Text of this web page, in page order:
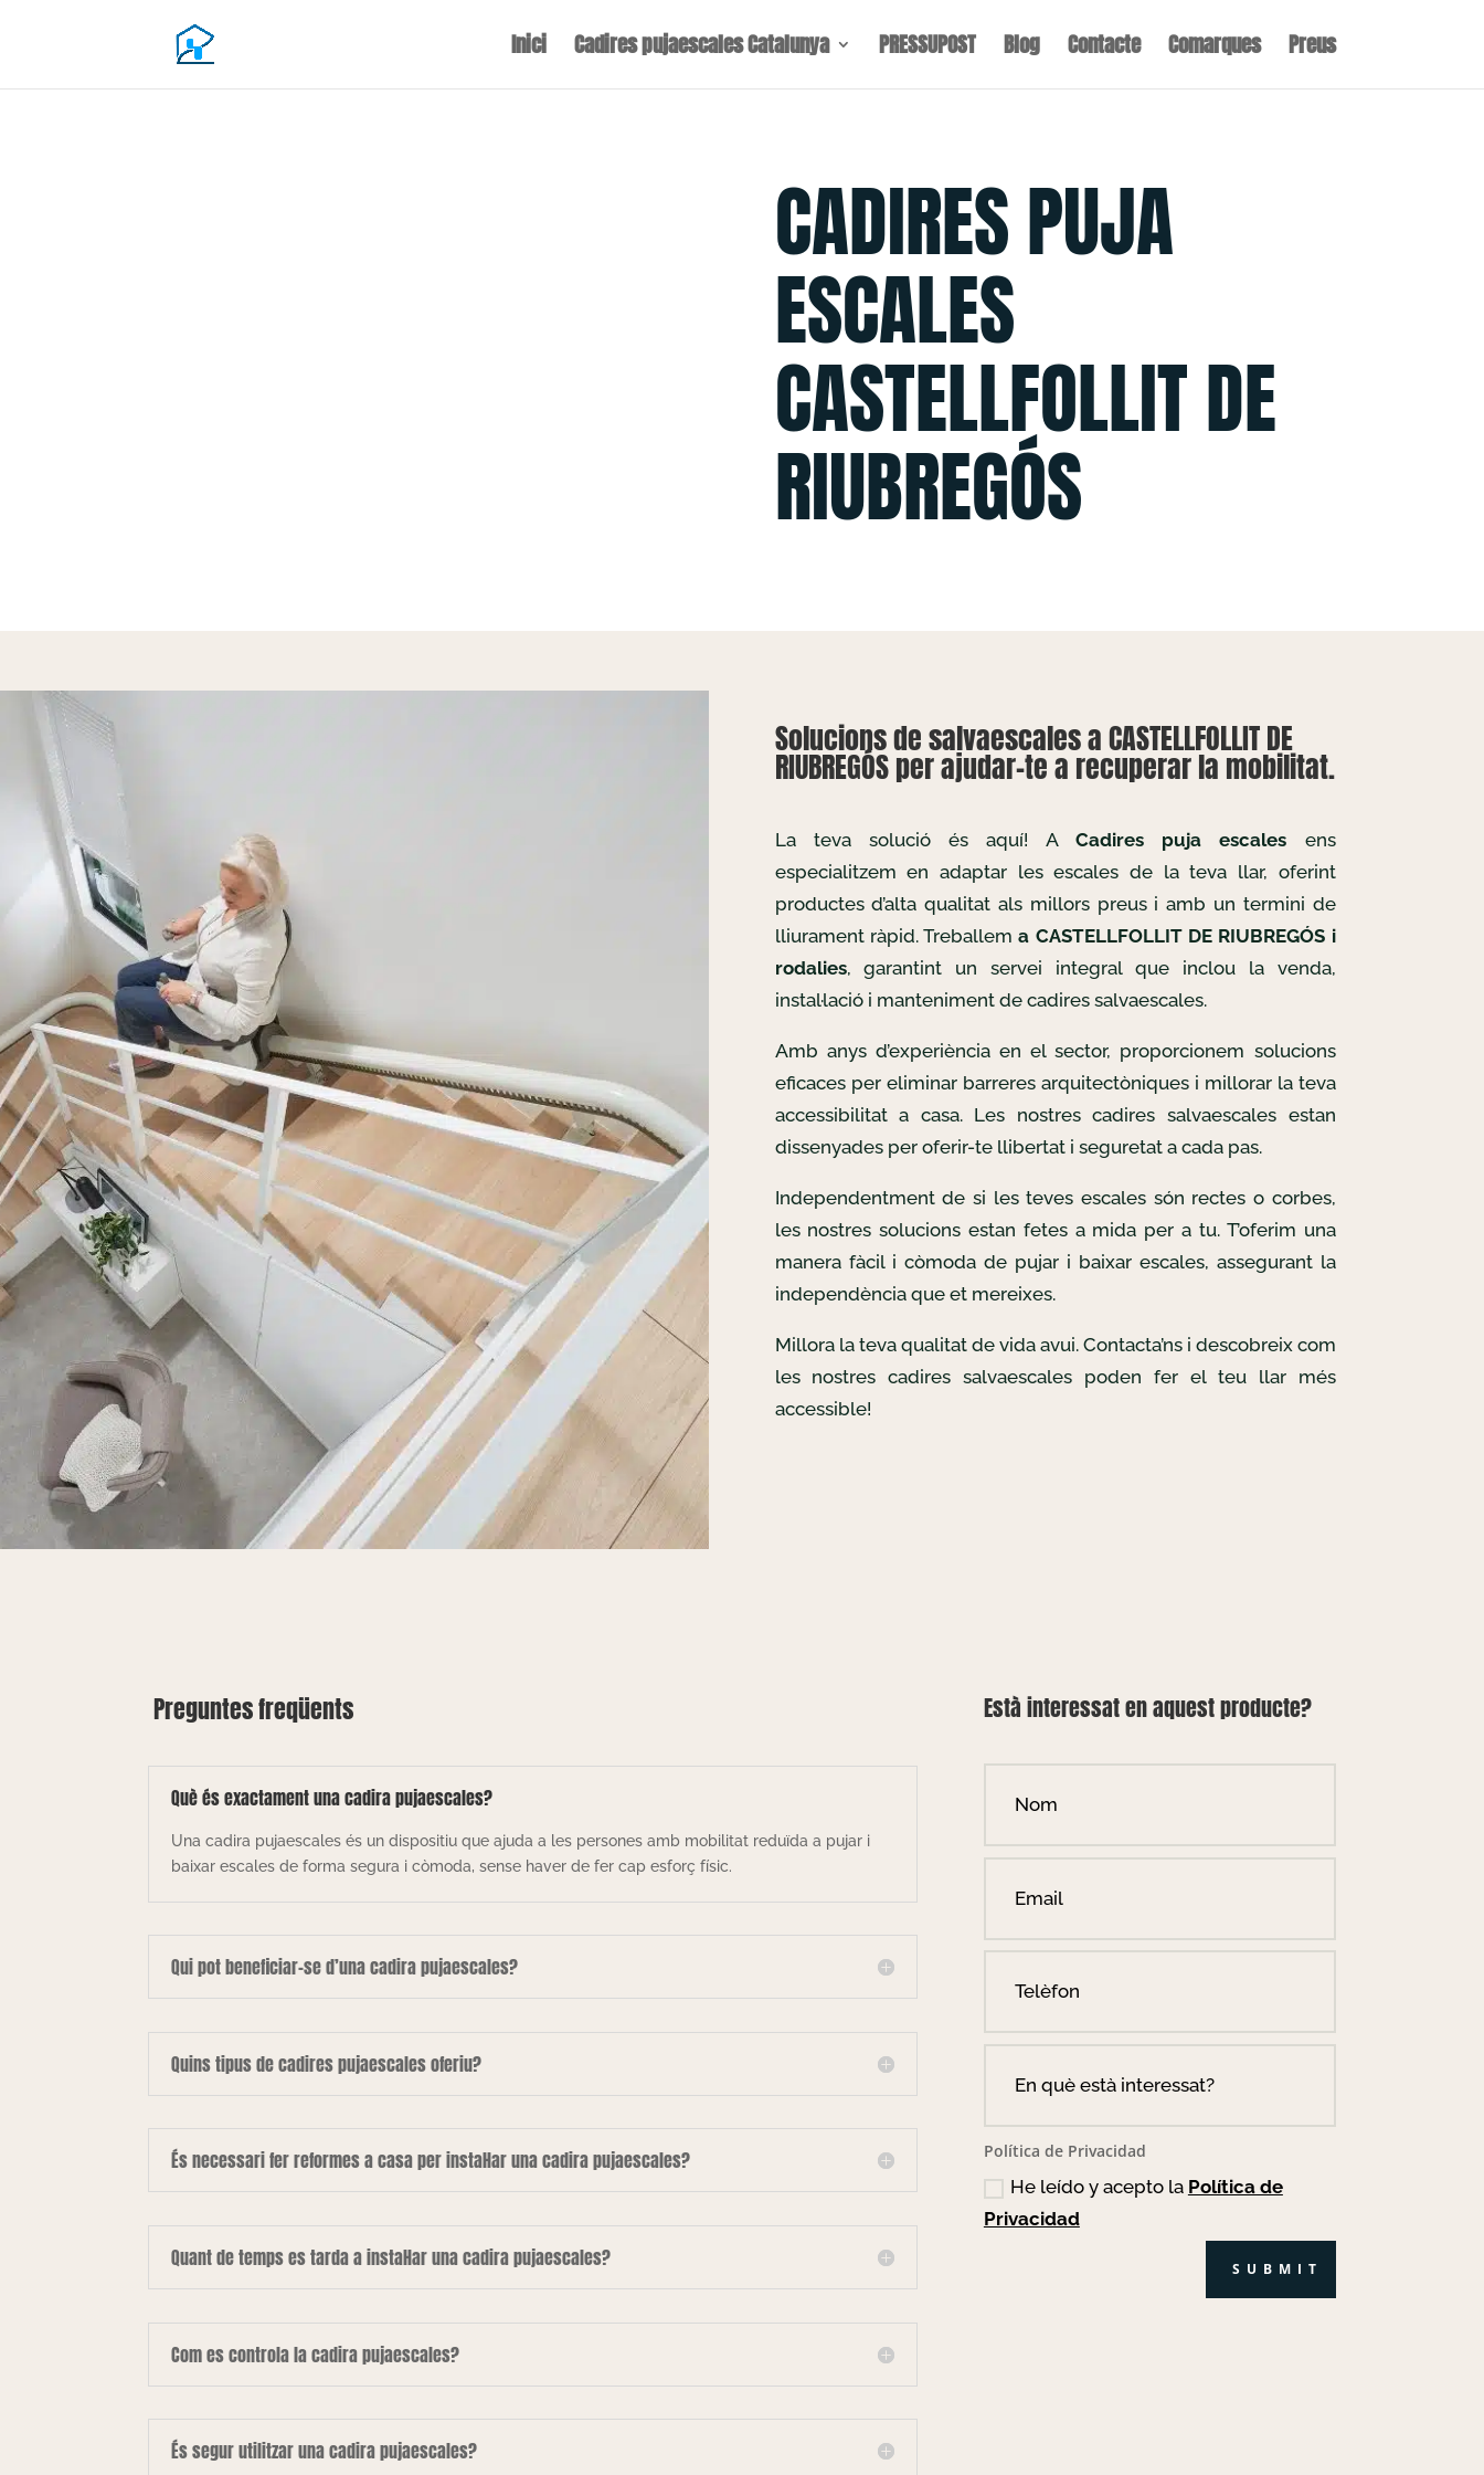
Inici Cadires pujaescales Catalunya PRESSUPOST Blog Contacte Comarques Preus
CADIRES PUJA
ESCALES
CASTELLFOLLIT DE
RIUBREGÓS
Solucions de salvaescales a CASTELLFOLLIT DE
RIUBREGÓS per ajudar-te a recuperar la mobilitat.
La teva solució és aquí! A Cadires puja escales ens
especialitzem en adaptar les escales de la teva llar, oferint
productes d’alta qualitat als millors preus i amb un termini de
lliurament ràpid. Treballema CASTELLFOLLIT DE RIUBREGÓS i
rodalies, garantint un servei integral que inclou la venda,
instal·lació i manteniment de cadires salvaescales.
Amb anys d’experiència en el sector, proporcionem solucions
eficaces per eliminar barreres arquitectòniques i millorar la teva
accessibilitat a casa. Les nostres cadires salvaescales estan
dissenyades per oferir-te llibertat i seguretat a cada pas.
Independentment de si les teves escales són rectes o corbes,
les nostres solucions estan fetes a mida per a tu. T’oferim una
manera fàcil i còmoda de pujar i baixar escales, assegurant la
independència que et mereixes.
Millora la teva qualitat de vida avui. Contacta’ns i descobreix com
les nostres cadires salvaescales poden fer el teu llar més
accessible!
Preguntes freqüents
Què és exactament una cadira pujaescales?
Una cadira pujaescales és un dispositiu que ajuda a les persones amb mobilitat reduïda a pujar i
baixar escales de forma segura i còmoda, sense haver de fer cap esforç físic.
Qui pot beneficiar-se d’una cadira pujaescales?
Quins tipus de cadires pujaescales oferiu?
És necessari fer reformes a casa per instal·lar una cadira pujaescales?
Quant de temps es tarda a instal·lar una cadira pujaescales?
Com es controla la cadira pujaescales?
És segur utilitzar una cadira pujaescales?
Està interessat en aquest producte?
Política de Privacidad
He leído y acepto la Política de
Privacidad
SUBMIT